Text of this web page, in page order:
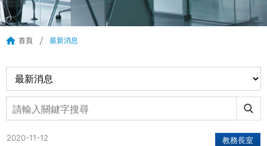
首頁 最新消息
教務長室
2020-11-12